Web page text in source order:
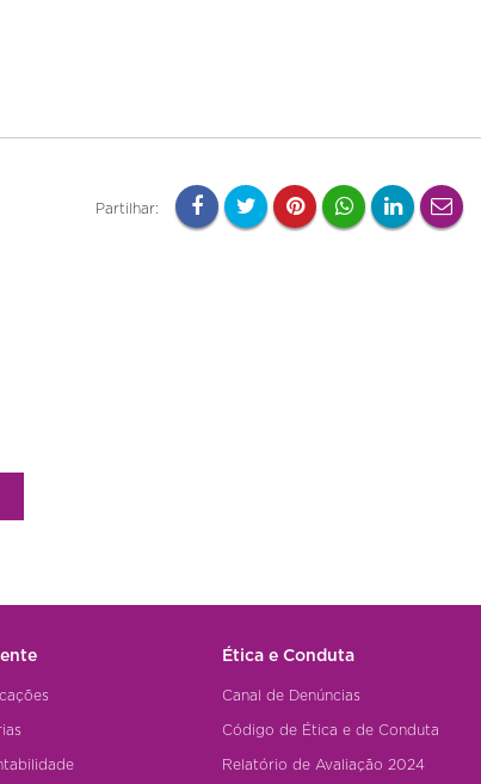
Partilhar:
Ética e Conduta
Canal de Denúncias
Código de Ética e de Conduta
Relatório de Avaliação 2024